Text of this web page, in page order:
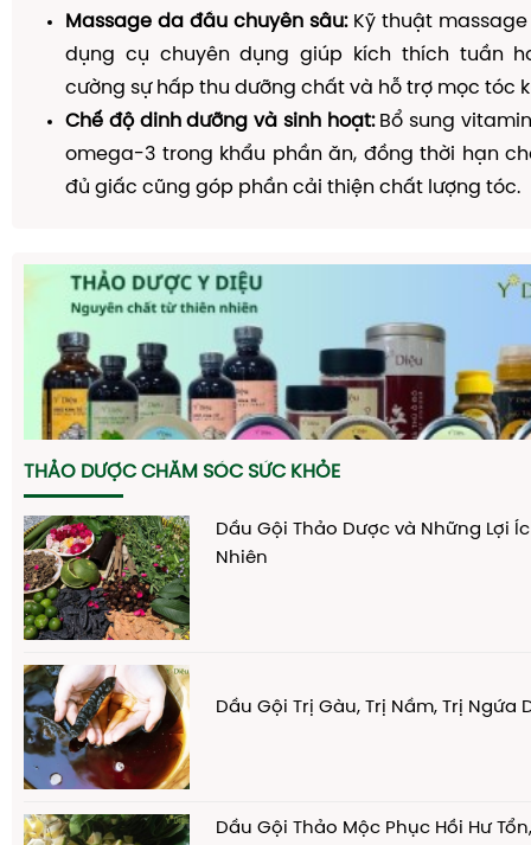
Massage da đầu chuyên sâu:Kỹ thuật
dụng cụ chuyên dụng giúp kích thích tuần
cường sự hấp thu dưỡng chất và hỗ trợ mọc tóc
Chế độ dinh dưỡng và sinh hoạt:Bổ sung
omega-3 trong khẩu phần ăn, đồng thời hạn
đủ giấc cũng góp phần cải thiện chất lượng tóc.
THẢO DƯỢC CHĂM SÓC SỨC KHỎE
Dầu Gội Thảo Dược và Những Lợi
Nhiên
Dầu Gội Trị Gàu, Trị Nầm, Trị Ngứa
Dầu Gội Thảo Mộc Phục Hồi Hư